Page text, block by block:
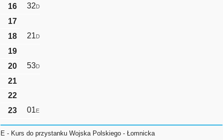
16
32D
17
18
21D
19
20
53D
21
22
23
01E
E - Kurs do przystanku Wojska Polskiego - Łomnicka